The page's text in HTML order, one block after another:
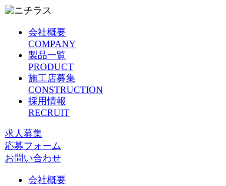
会社概要
COMPANY
製品一覧
PRODUCT
施工店募集
CONSTRUCTION
採用情報
RECRUIT
求人募集
応募フォーム
お問い合わせ
会社概要